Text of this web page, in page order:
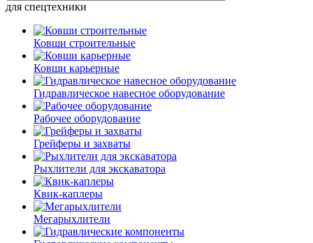
для спецтехники
Ковши строительные
Ковши карьерные
Гидравлическое навесное оборудование
Рабочее оборудование
Грейферы и захваты
Рыхлители для экскаватора
Квик-каплеры
Мегарыхлители